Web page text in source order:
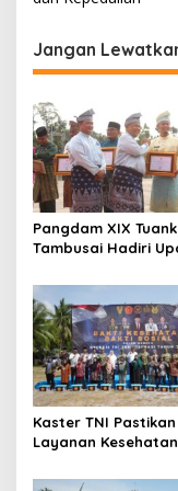
g
a
s
i
p
o
s
Jangan
Pangdam XIX
Tambusai Hadiri
Riau di Pekanbaru
Kaster TNI Pastikan
Layanan
XIX Tuanku